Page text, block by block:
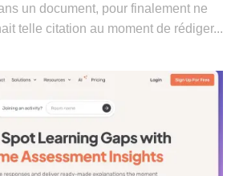
un document, pour finalement ne
telle citation au moment de rédiger...